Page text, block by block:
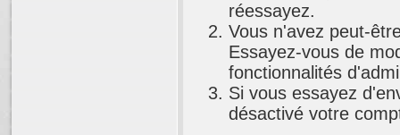
réessayez.
Vous n'avez peut-
Essayez-vous de
fonctionnalités
Si vous essayez
désactivé votre